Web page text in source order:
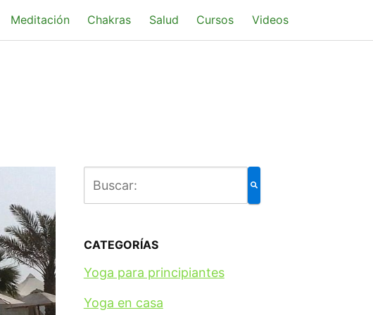
Meditación Chakras Salud Cursos Videos
CATEGORÍAS
Yoga para principiantes
Yoga en casa